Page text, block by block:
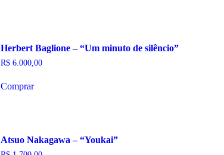
Herbert Baglione – “Um minuto de silêncio”
R$6.000,00
Comprar
Atsuo Nakagawa – “Youkai”